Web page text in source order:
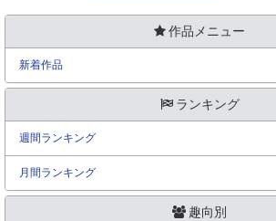
作品メニュー
新着作品
ランキング
週間ランキング
月間ランキング
趣向別